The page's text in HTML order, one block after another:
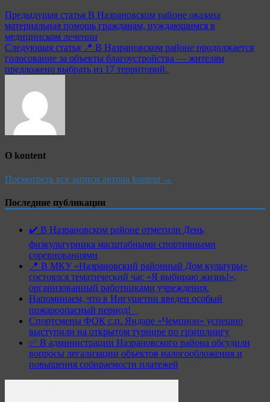
Навигация
по
записям
Предыдущая статья В Назрановском районе оказана
материальная помощь гражданам, нуждающимся в
медицинском лечении
Следующая статья 📍 В Назрановском районе продолжается
голосование за объекты благоустройства — жителям
предложено выбрать из 17 территорий.
О kontent
Посмотреть все записи автора kontent →
Последние публикации
✔️ В Назрановском районе отметили День
физкультурника масштабными спортивными
соревнованиями
📍 В МКУ «Назрановский районный Дом культуры»
состоялся тематический час «Я выбираю жизнь!»,
организованный работниками учреждения.
Напоминаем, что в Ингушетии введен особый
пожароопасный период!⁣⁣⠀
Спортсмены ФОК с.п. Яндаре «Чемпион» успешно
выступили на открытом турнире по грэпплингу
✅ В администрации Назрановского района обсудили
вопросы легализации объектов налогообложения и
повышения собираемости платежей